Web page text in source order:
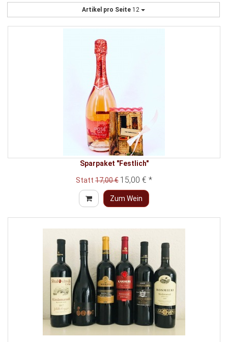
Artikel pro Seite 12
Sparpaket "Festlich"
Statt 17,00 € 15,00 € *
Zum Wein